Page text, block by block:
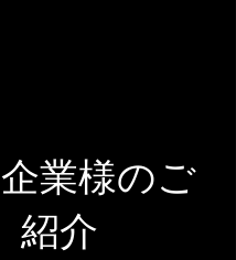
業様のご
紹介